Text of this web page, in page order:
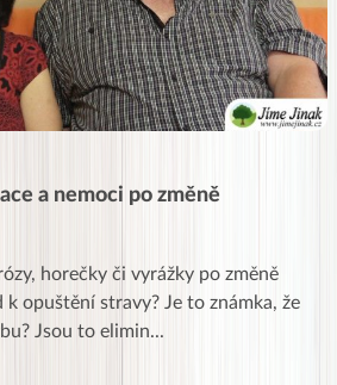
a nemoci po změně
horečky či vyrážky po změně
opuštění stravy? Je to známka, že
Jsou to elimin...